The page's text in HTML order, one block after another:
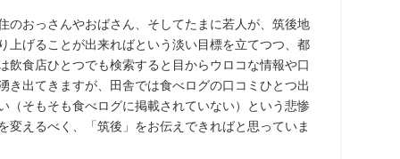
のおっさんやおばさん、そしてたまに若人が、筑後地
上げることが出来ればという淡い目標を立てつつ、都
飲食店ひとつでも検索すると目からウロコな情報や口
き出てきますが、田舎では食べログの口コミひとつ出
（そもそも食べログに掲載されていない）という悲惨
変えるべく、「筑後」をお伝えできればと思っていま